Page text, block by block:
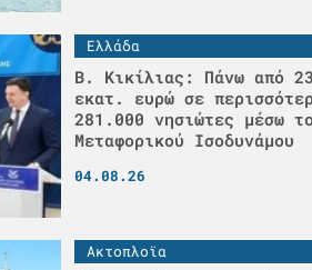
Ελλάδα
Β. Κικίλιας: Πάνω από
εκατ. ευρώ σε
281.000 νησιώτες μέσω
Μεταφορικού Ισοδυνάμου
04.08.26
Ακτοπλοϊα